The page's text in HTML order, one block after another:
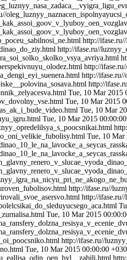
http://
http://ifase.ru//
http://
http://
http://
Tue, 10 Mar 2015
Tue, 10 Mar 2015
Tue, 10 Mar
Tue, 10 Mar 2015
Tue, 10 Mar
http://ifase.ru//
http://
Tue, 10 Mar 2015
http://ifase.ru//
Tue, 10 Mar 2015 00:00:00